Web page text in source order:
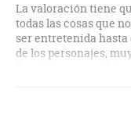
La valoración tiene
todas las cosas que
ser entretenida hasta
de los personajes,
También parece
adolescentes y un